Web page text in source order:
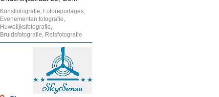
Kunstfotografie, Fotoreportages,
Evenementen fotografie,
Huwelijksfotografie,
Bruidsfotografie, Reisfotografie